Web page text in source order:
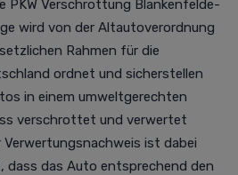
PKW Verschrottung Blankenfelde-
wird von der Altautoverordnung
Rahmen für die
ordnet und sicherstellen
in einem umweltgerechten
verschrottet und verwertet
ist dabei
dass das Auto entsprechend den